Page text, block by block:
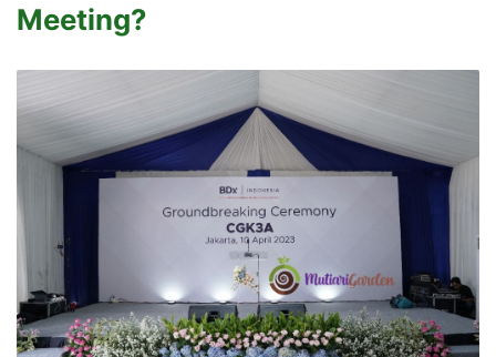
Meeting?